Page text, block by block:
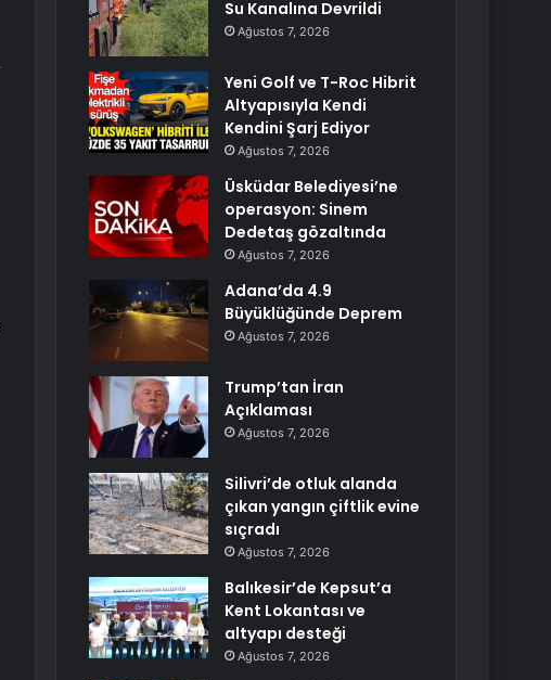
Su Kanalına Devrildi
Ağustos 7, 2026
Yeni Golf ve T-Roc Hibrit
Altyapısıyla Kendi
Kendini Şarj Ediyor
Ağustos 7, 2026
Üsküdar Belediyesi’ne
operasyon: Sinem
Dedetaş gözaltında
Ağustos 7, 2026
Adana’da 4.9
Büyüklüğünde Deprem
Ağustos 7, 2026
Trump’tan İran
Açıklaması
Ağustos 7, 2026
Silivri’de otluk alanda
çıkan yangın çiftlik evine
sıçradı
Ağustos 7, 2026
Balıkesir’de Kepsut’a
Kent Lokantası ve
altyapı desteği
Ağustos 7, 2026